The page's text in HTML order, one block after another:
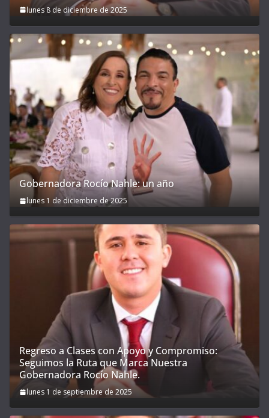
lunes 8 de diciembre de 2025
Gobernadora Rocío Nahle: un año
lunes 1 de diciembre de 2025
Regreso a Clases con Apoyo y Compromiso:
Seguimos la Ruta que Marca Nuestra
Gobernadora Rocío Nahle.
lunes 1 de septiembre de 2025